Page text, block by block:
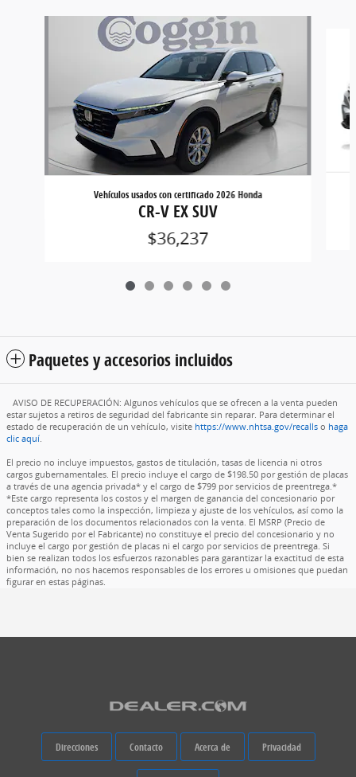
Vehículos usados con certificado 2026 Honda
CR-V EX SUV
$36,237
Paquetes y accesorios incluidos
AVISO DE RECUPERACIÓN: Algunos vehículos que se ofrecen a la venta pueden
estar sujetos a retiros de seguridad del fabricante sin reparar. Para determinar el
estado de recuperación de un vehículo, visite https://www.nhtsa.gov/recalls o haga
clic aquí.
El precio no incluye impuestos, gastos de titulación, tasas de licencia ni otros
cargos gubernamentales. El precio incluye el cargo de $198.50 por gestión de placas
a través de una agencia privada* y el cargo de $799 por servicios de preentrega.*
*Este cargo representa los costos y el margen de ganancia del concesionario por
conceptos tales como la inspección, limpieza y ajuste de los vehículos, así como la
preparación de los documentos relacionados con la venta. El MSRP (Precio de
Venta Sugerido por el Fabricante) no constituye el precio del concesionario y no
incluye el cargo por gestión de placas ni el cargo por servicios de preentrega. Si
bien se realizan todos los esfuerzos razonables para garantizar la exactitud de esta
información, no nos hacemos responsables de los errores u omisiones que puedan
figurar en estas páginas.
Direcciones Contacto Acerca de Privacidad